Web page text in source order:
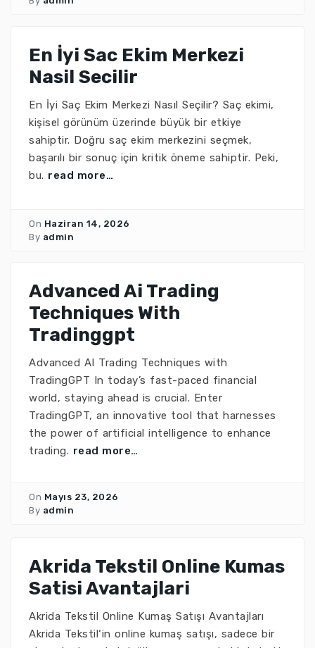
En İyi Sac Ekim Merkezi
Nasil Secilir
En İyi Saç Ekim Merkezi Nasıl Seçilir? Saç ekimi,
kişisel görünüm üzerinde büyük bir etkiye
sahiptir. Doğru saç ekim merkezini seçmek,
başarılı bir sonuç için kritik öneme sahiptir. Peki,
bu. read more…
On Haziran 14, 2026
By admin
Advanced Ai Trading
Techniques With
Tradinggpt
Advanced AI Trading Techniques with
TradingGPT In today’s fast-paced financial
world, staying ahead is crucial. Enter
TradingGPT, an innovative tool that harnesses
the power of artificial intelligence to enhance
trading. read more…
On Mayıs 23, 2026
By admin
Akrida Tekstil Online Kumas
Satisi Avantajlari
Akrida Tekstil Online Kumaş Satışı Avantajları
Akrida Tekstil‘in online kumaş satışı, sadece bir